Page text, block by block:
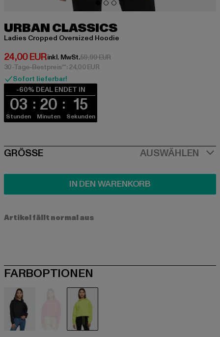
URBAN CLASSICS
Ladies Cropped Oversized Hoodie
24,00 EUR
Derzeitiger Preis: 24,00 EUR
inkl. MwSt.59,99 EURAktionspreis: 59,99 EUR
30-Tage-Bestpreis**: 24,00 EUR
Sofort lieferbar!
-60% DEAL ENDET IN
03
Stunden
20
Minuten
15
Sekunden
SIZE
GRÖSSE AUSWÄHLEN
IN DEN WARENKORB
Artikel fällt normal aus
FARBOPTIONEN